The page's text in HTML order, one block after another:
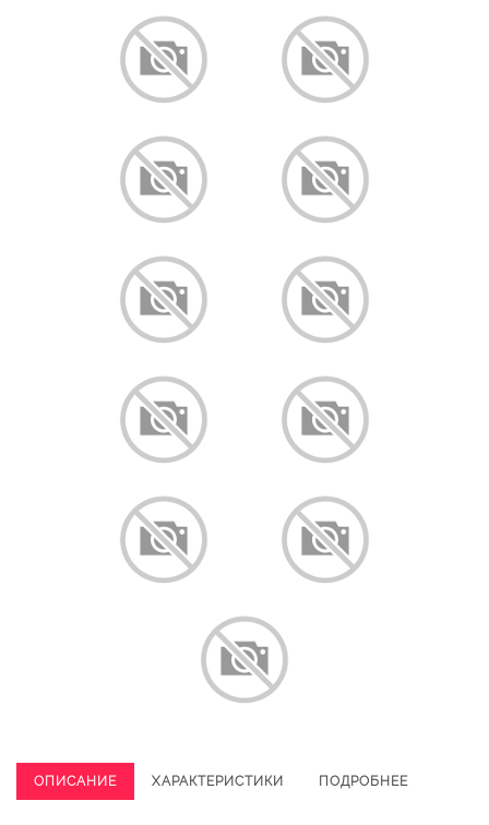
ОПИСАНИЕ ХАРАКТЕРИСТИКИ ПОДРОБНЕЕ